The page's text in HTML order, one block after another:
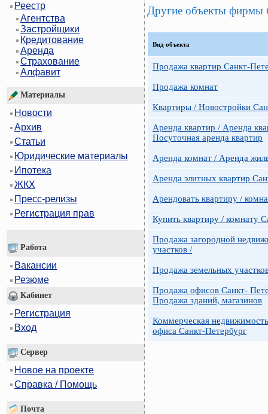
Реестр
Агентства
Застройщики
Кредитование
Аренда
Страхование
Алфавит
Материалы
Новости
Архив
Статьи
Юридические материалы
Ипотека
ЖКХ
Пресс-релизы
Регистрация прав
Работа
Вакансии
Резюме
Кабинет
Регистрация
Вход
Сервер
Новое на проекте
Справка / Помощь
Почта
Другие объекты фирмы
Вид объекта
Продажа квартир Санкт-
Продажа комнат
Квартиры / Новостройки
Аренда квартир / Аренда
Посуточная аренда квартир
Аренда комнат / Аренда
Аренда элитных квартир
Арендовать квартиру /
Купить квартиру / комнату
Продажа загородной
участков /
Продажа земельных
Продажа офисов Санкт-
Продажа зданий, магазинов
Коммерческая
офиса Санкт-Петербург